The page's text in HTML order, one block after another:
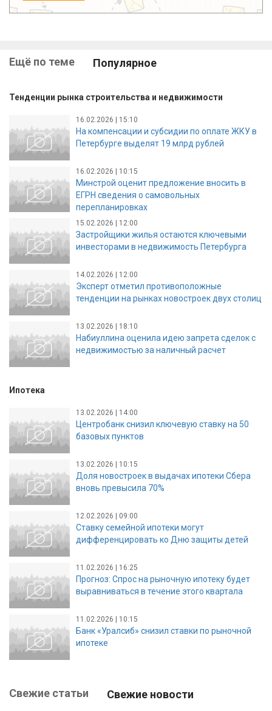
Ещё по теме Популярное
Тенденции рынка строительства и недвижимости
16.02.2026 | 15:10
На компенсации и субсидии по оплате ЖКУ в
Петербурге выделят 19 млрд рублей
16.02.2026 | 10:15
Минстрой оценит предложение вносить в
ЕГРН сведения о самовольных
перепланировках
15.02.2026 | 12:00
Застройщики жилья остаются ключевыми
инвесторами в недвижимость Петербурга
14.02.2026 | 12:00
Эксперт отметил противоположные
тенденции на рынках новостроек двух столиц
13.02.2026 | 18:10
Набиуллина оценила идею запрета сделок с
недвижимостью за наличный расчет
Ипотека
13.02.2026 | 14:00
Центробанк снизил ключевую ставку на 50
базовых пунктов
13.02.2026 | 10:15
Доля новостроек в выдачах ипотеки Сбера
вновь превысила 70%
12.02.2026 | 09:00
Ставку семейной ипотеки могут
дифференцировать ко Дню защиты детей
11.02.2026 | 16:25
Прогноз: Спрос на рыночную ипотеку будет
выравниваться в течение этого квартала
11.02.2026 | 10:15
Банк «Уралсиб» снизил ставки по рыночной
ипотеке
Свежие статьи Свежие новости